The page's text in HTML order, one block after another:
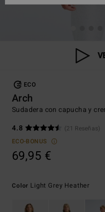
ECO
Arch
Sudadera con capucha y
4.8
(21 Reseñas)
ECO-BONUS
69,95 €
Color Light Grey Heather